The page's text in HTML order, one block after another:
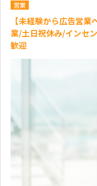
営業
【未経験から広告営
業/土日祝休み/インセ
歓迎